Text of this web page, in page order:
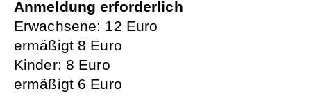
Anmeldung erforderlich
Erwachsene: 12 Euro
ermäßigt 8 Euro
Kinder: 8 Euro
ermäßigt 6 Euro